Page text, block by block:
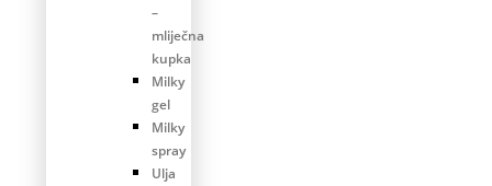
–
mliječna
kupka
Milky
gel
Milky
spray
Ulja